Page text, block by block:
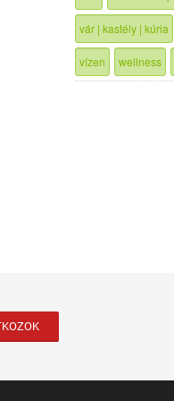
vár | kastély | kúria
vízen wellness